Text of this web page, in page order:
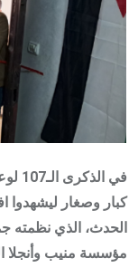
في
كبار وصغار ليشهدوا
الحدث، الذي نظمته
مؤسسة منيب